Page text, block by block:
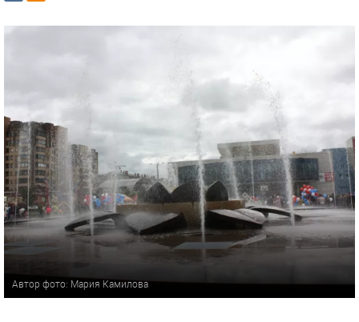
Автор фото: Мария Камилова